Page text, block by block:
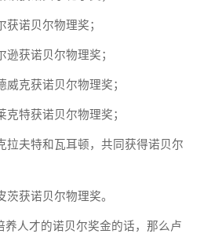
获诺贝尔物理奖；
获诺贝尔物理奖；
克获诺贝尔物理奖；
特获诺贝尔物理奖；
拉夫特和瓦耳顿，共同获得诺贝尔
获诺贝尔物理奖。
人才的诺贝尔奖金的话，那么卢